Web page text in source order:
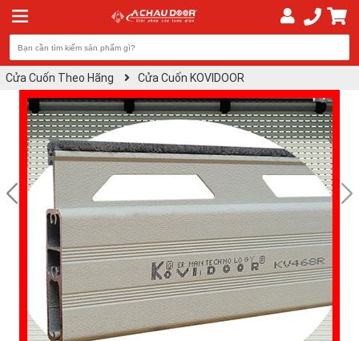
Cửa Cuốn Theo Hãng Cửa Cuốn KOVIDOOR